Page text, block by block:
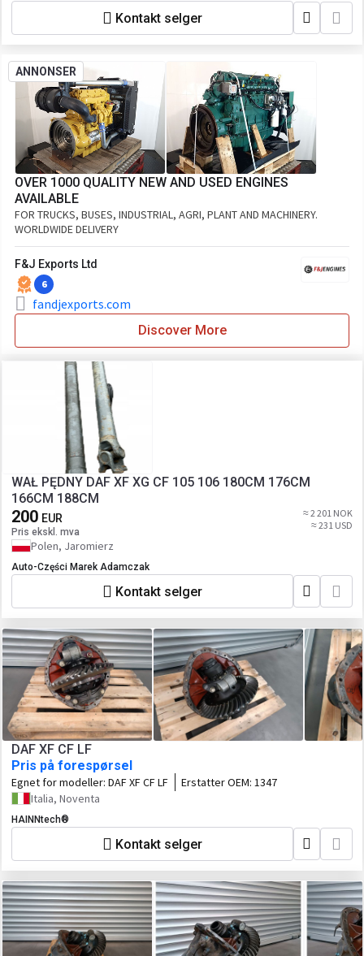
Kontakt selger
ANNONSER
OVER 1000 QUALITY NEW AND USED ENGINES
AVAILABLE
FOR TRUCKS, BUSES, INDUSTRIAL, AGRI, PLANT AND MACHINERY.
WORLDWIDE DELIVERY
F&J Exports Ltd
6
fandjexports.com
Discover More
WAŁ PĘDNY DAF XF XG CF 105 106 180CM 176CM
166CM 188CM
200 EUR
Pris ekskl. mva
≈ 2 201 NOK
≈ 231 USD
Polen, Jaromierz
Auto-Części Marek Adamczak
Kontakt selger
DAF XF CF LF
Pris på forespørsel
Egnet for modeller: DAF XF CF LF Erstatter OEM: 1347
Italia, Noventa
HAINNtech®
Kontakt selger